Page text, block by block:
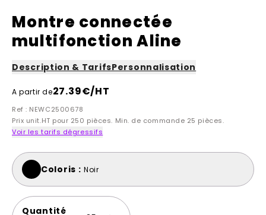
Montre connectée
multifonction Aline
Description & TarifsPersonnalisation
A partir de27.39€/HT
Ref : NEWC2500678
Prix unit.HT pour 250 pièces. Min. de commande 25 pièces.
Voir les tarifs dégressifs
Coloris : Noir
Quantité